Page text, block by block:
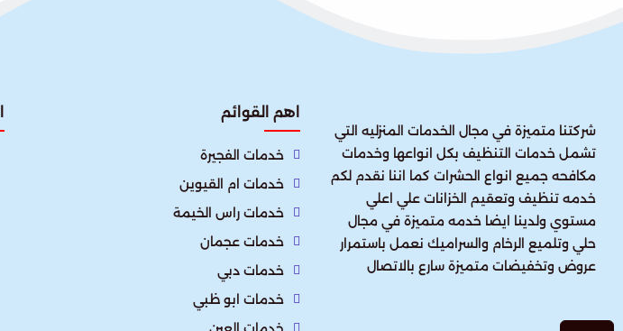
شركتنا متميزة في مجال الخدمات المنزليه التي
تشمل خدمات التنظيف بكل انواعها وخدمات
مكافحه جميع انواع الحشرات كما اننا نقدم لكم
خدمه تنظيف وتعقيم الخزانات علي اعلي
مستوي ولدينا ايضا خدمه متميزة في مجال
حلي وتلميع الرخام والسراميك نعمل باستمرار
عروض وتخفيضات متميزة سارع بالاتصال
اهم القوائم
خدمات الفجيرة
خدمات ام القيوين
خدمات راس الخيمة
خدمات عجمان
خدمات دبي
خدمات ابو ظبي